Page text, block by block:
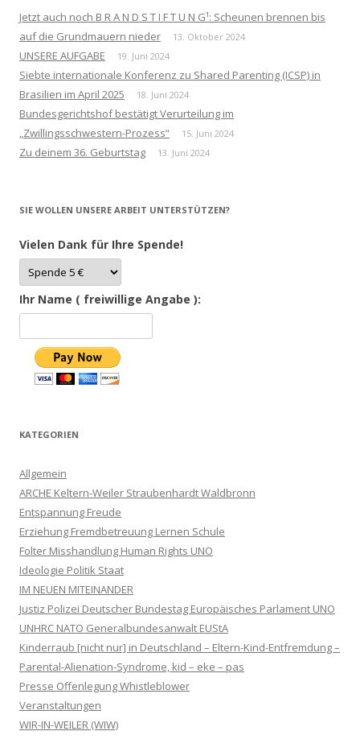
Jetzt auch noch B R A N D S T I F T U N G¹: Scheunen brennen bis
auf die Grundmauern nieder
13. Oktober 2024
UNSERE AUFGABE 19. Juni 2024
Siebte internationale Konferenz zu Shared Parenting (ICSP) in
Brasilien im April 2025
18. Juni 2024
Bundesgerichtshof bestätigt Verurteilung im
„Zwillingsschwestern-Prozess“
15. Juni 2024
Zu deinem 36. Geburtstag 13. Juni 2024
SIE WOLLEN UNSERE ARBEIT UNTERSTÜTZEN?
Vielen Dank für Ihre Spende!
Ihr Name ( freiwillige Angabe ):
KATEGORIEN
Allgemein
ARCHE Keltern-Weiler Straubenhardt Waldbronn
Entspannung Freude
Erziehung Fremdbetreuung Lernen Schule
Folter Misshandlung Human Rights UNO
Ideologie Politik Staat
IM NEUEN MITEINANDER
Justiz Polizei Deutscher Bundestag Europäisches Parlament UNO
UNHRC NATO Generalbundesanwalt EUStA
Kinderraub [nicht nur] in Deutschland – Eltern-Kind-Entfremdung –
Parental-Alienation-Syndrome, kid – eke – pas
Presse Offenlegung Whistleblower
Veranstaltungen
WIR-IN-WEILER (WIW)